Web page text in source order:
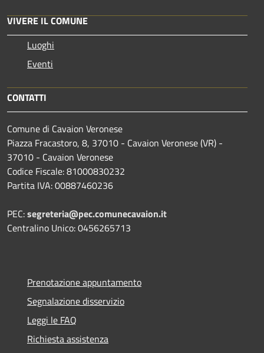
VIVERE IL COMUNE
Luoghi
Eventi
CONTATTI
Comune di Cavaion Veronese
Piazza Fracastoro, 8, 37010 - Cavaion Veronese (VR) -
37010 - Cavaion Veronese
Codice Fiscale: 81000830232
Partita IVA: 00887460236
PEC:segreteria@pec.comunecavaion.it
Centralino Unico: 0456265713
Prenotazione appuntamento
Segnalazione disservizio
Leggi le FAQ
Richiesta assistenza